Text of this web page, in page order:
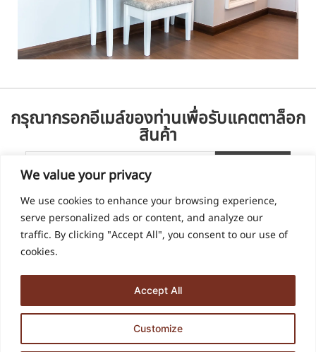
We value your privacy
We use cookies to enhance your browsing experience,
serve personalized ads or content, and analyze our
traffic. By clicking "Accept All", you consent to our use of
cookies.
Customize
Accept All
กรุณากรอกอีเมล์ของท่านเพื่อรับแคตตาล็อก
สินค้า
936, 938 ซอย ด่านสำโรง 60 ตำบล สำโรงเหนือ อำเภอเมืองสมุทรปราการ
บริษัท ฮุลต้า ดีไซน์ จำกัด